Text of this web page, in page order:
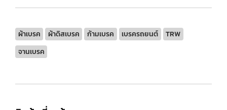
ผ้าเบรค ผ้าดิสเบรค ก้ามเบรค เบรครถยนต์
TRW
จานเบรค